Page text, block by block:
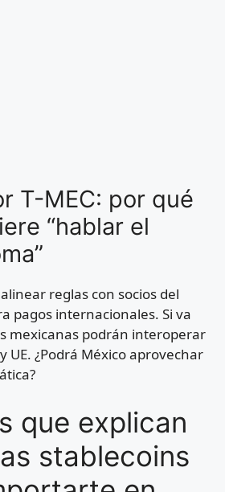
T-MEC: por qué
“hablar el
reglas con socios del
pagos internacionales. Si va
mexicanas podrán interoperar
UE. ¿Podrá México aprovechar
que explican
stablecoins